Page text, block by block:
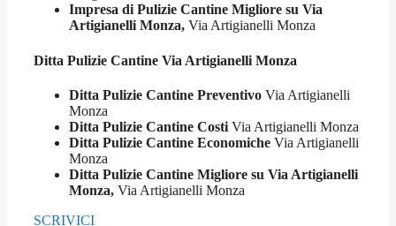
Impresa di Pulizie Cantine Migliore su Via
Artigianelli Monza, Via Artigianelli Monza
Ditta Pulizie Cantine Via Artigianelli Monza
Ditta Pulizie Cantine Preventivo Via Artigianelli
Monza
Ditta Pulizie Cantine Costi Via Artigianelli Monza
Ditta Pulizie Cantine Economiche Via Artigianelli
Monza
Ditta Pulizie Cantine Migliore su Via Artigianelli
Monza, Via Artigianelli Monza
SCRIVICI